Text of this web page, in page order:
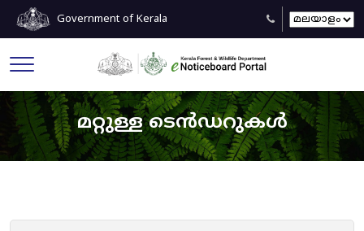
Government of Kerala
മറ്റുള്ള ടെൻഡറുകൾ